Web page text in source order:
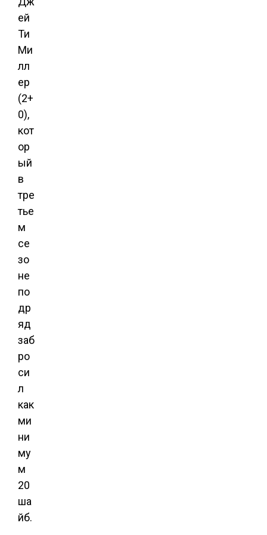
ей
Ти
Ми
лл
ер
(2+
0),
кот
ор
ый
в
тре
тье
м
се
зо
не
по
др
яд
заб
ро
си
л
как
ми
ни
му
м
20
ша
йб.